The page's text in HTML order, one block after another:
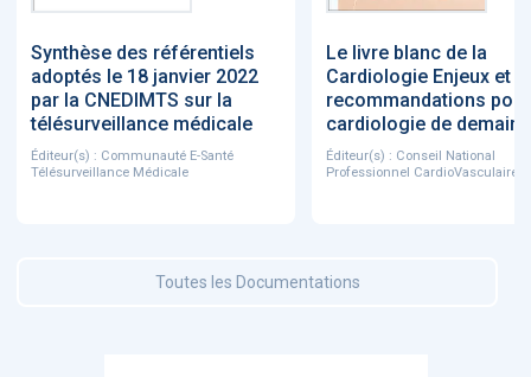
Synthèse des référentiels
adoptés le 18 janvier 2022
par la CNEDIMTS sur la
télésurveillance médicale
Éditeur(s) : Communauté E-Santé
Télésurveillance Médicale
Le livre blanc de la
Cardiologie Enjeux et
recommandations
cardiologie de demain
Éditeur(s) : Conseil National
Professionnel CardioVasculaire
Toutes les Documentations